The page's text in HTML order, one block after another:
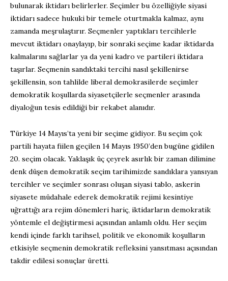
bulunarak iktidarı belirlerler. Seçimler bu özelliğiyle siyasi
iktidarı sadece hukuki bir temele oturtmakla kalmaz, aynı
zamanda meşrulaştırır. Seçmenler yaptıkları tercihlerle
mevcut iktidarı onaylayıp, bir sonraki seçime kadar iktidarda
kalmalarını sağlarlar ya da yeni kadro ve partileri iktidara
taşırlar. Seçmenin sandıktaki tercihi nasıl şekillenirse
şekillensin, son tahlilde liberal demokrasilerde seçimler
demokratik koşullarda siyasetçilerle seçmenler arasında
diyaloğun tesis edildiği bir rekabet alanıdır.
Türkiye 14 Mayıs’ta yeni bir seçime gidiyor. Bu seçim çok
partili hayata fiilen geçilen 14 Mayıs 1950’den bugüne gidilen
20. seçim olacak. Yaklaşık üç çeyrek asırlık bir zaman dilimine
denk düşen demokratik seçim tarihimizde sandıklara yansıyan
tercihler ve seçimler sonrası oluşan siyasi tablo, askerin
siyasete müdahale ederek demokratik rejimi kesintiye
uğrattığı ara rejim dönemleri hariç, iktidarların demokratik
yöntemle el değiştirmesi açısından anlamlı oldu. Her seçim
kendi içinde farklı tarihsel, politik ve ekonomik koşulların
etkisiyle seçmenin demokratik refleksini yansıtması açısından
takdir edilesi sonuçlar üretti.